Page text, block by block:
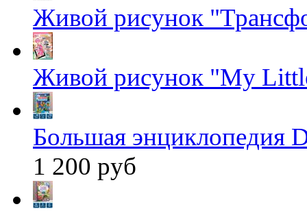
Живой рисунок
Живой рисунок "My
Большая энциклопедия
1 200 руб